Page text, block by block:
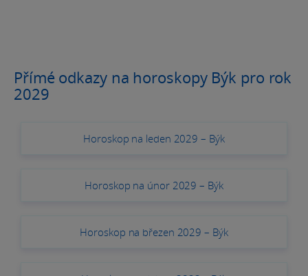
Přímé odkazy na horoskopy Býk pro rok
2029
Horoskop na leden 2029 – Býk
Horoskop na únor 2029 – Býk
Horoskop na březen 2029 – Býk